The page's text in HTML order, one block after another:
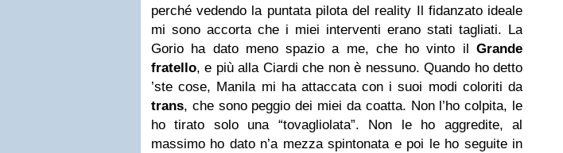
perché vedendo la puntata pilota del reality Il fidanzato ideale
mi sono accorta che i miei interventi erano stati tagliati. La
Gorio ha dato meno spazio a me, che ho vinto il Grande
fratello, e più alla Ciardi che non è nessuno.Quando ho detto
’ste cose, Manila mi ha attaccata con i suoi modi coloriti da
trans, che sono peggio dei miei da coatta. Non l’ho colpita, le
ho tirato solo una “tovagliolata”. Non le ho aggredite, al
massimo ho dato n’a mezza spintonata e poi le ho seguite in